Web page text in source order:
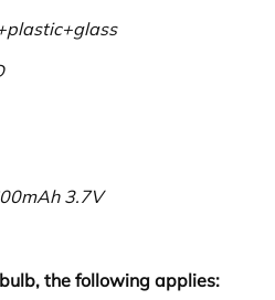
3.7V
the following applies: